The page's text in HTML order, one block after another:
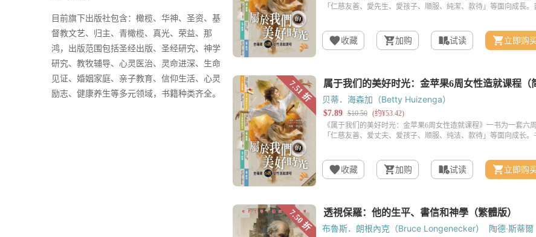
目前旗下出版社包含：橄榄、华神、圣资、基
督教文艺、归主、青橄榄、真光、荣益、那
鸿，出版范围包括圣经出版、圣经研究、神学
研究、教牧辅导、心灵医治、灵命进深、生命
见证、婚姻家庭、亲子教育、信仰生活、心灵
励志、健康养生等多元领域，书籍种类齐全。
收藏 加购 试读 立即购
贝蒂．海森加（Betty Huizenga）
收藏 加购 试读 立即购
布魯斯．朗根內克（Bruce Longenecker） 陶德‧斯蒂爾